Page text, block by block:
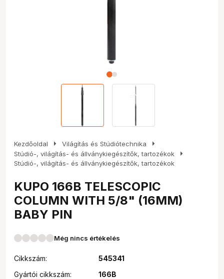
Kezdőoldal arrow_right Világítás és Stúdiótechnika arrow_right
Stúdió-, világítás- és állványkiegészítők, tartozékok arrow_right
Stúdió-, világítás- és állványkiegészítők, tartozékok
KUPO 166B TELESCOPIC
COLUMN WITH 5/8" (16MM)
BABY PIN
Még nincs értékelés
Cikkszám:
545341
Gyártói cikkszám:
166B